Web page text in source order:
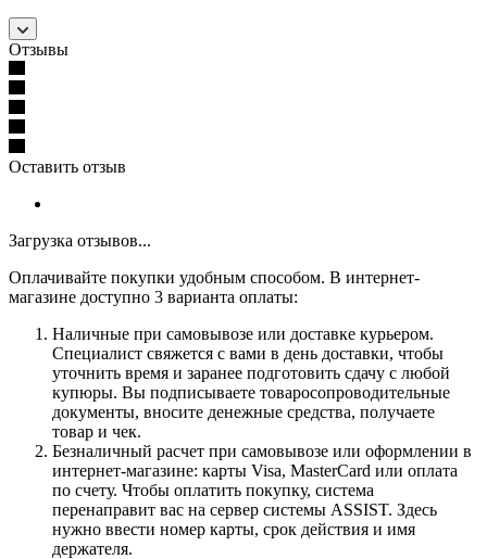
Отзывы
Оставить отзыв
Загрузка отзывов...
Оплачивайте покупки удобным способом. В интернет-
магазине доступно 3 варианта оплаты:
Наличные при самовывозе или доставке курьером.
Специалист свяжется с вами в день доставки, чтобы
уточнить время и заранее подготовить сдачу с любой
купюры. Вы подписываете товаросопроводительные
документы, вносите денежные средства, получаете
товар и чек.
Безналичный расчет при самовывозе или оформлении в
интернет-магазине: карты Visa, MasterCard или оплата
по счету. Чтобы оплатить покупку, система
перенаправит вас на сервер системы ASSIST. Здесь
нужно ввести номер карты, срок действия и имя
держателя.